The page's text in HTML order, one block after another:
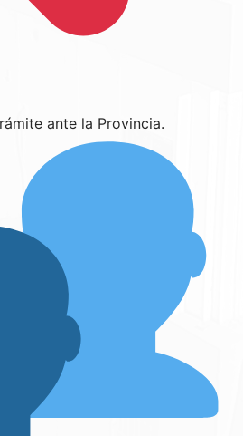
ante la Provincia.